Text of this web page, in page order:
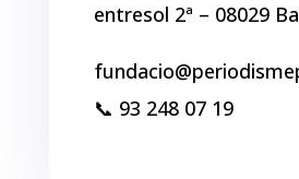
entresol 2ª – 08029
📞 93 248 07 19